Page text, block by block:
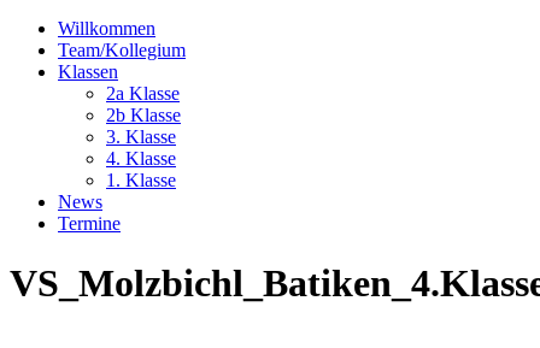
Willkommen
Team/Kollegium
Klassen
2a Klasse
2b Klasse
3. Klasse
4. Klasse
1. Klasse
News
Termine